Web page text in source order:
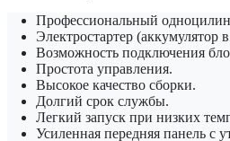
Профессиональный
Электростартер (аккумулятор
Возможность подключения
Простота управления.
Высокое качество сборки.
Долгий срок службы.
Легкий запуск при низких
Усиленная передняя панель с